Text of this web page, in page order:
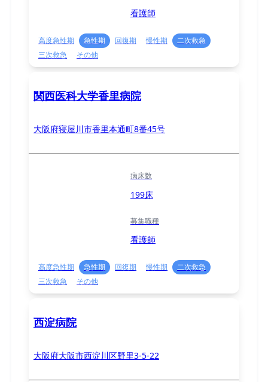
看護師
高度急性期 急性期 回復期 慢性期
二次救急
三次救急
その他
関西医科大学香里病院
大阪府寝屋川市香里本通町8番45号
病床数
199床
募集職種
看護師
高度急性期 急性期 回復期 慢性期
二次救急
三次救急
その他
西淀病院
大阪府大阪市西淀川区野里3-5-22